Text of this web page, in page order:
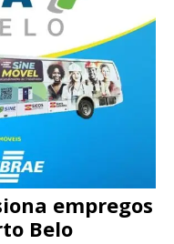
empregos
Belo